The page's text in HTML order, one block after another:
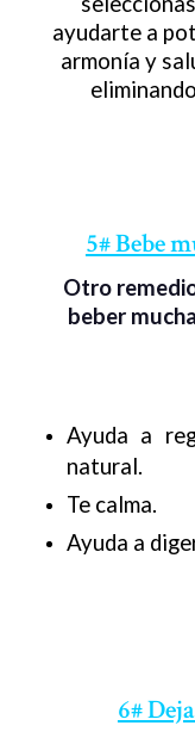
ayudarte a
armonía y
5# Bebe
Otro
beber
Ayuda a
natural.
Te calma.
Ayuda a
6#